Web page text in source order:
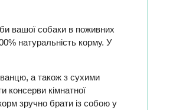
вашої собаки в поживних
натуральність корму. У
а також з сухими
консерви кімнатної
зручно брати із собою у